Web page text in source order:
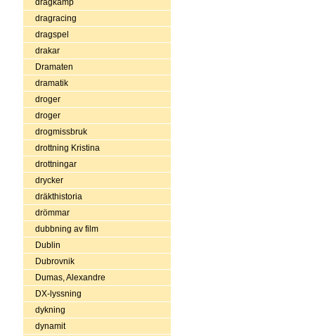
dragkamp
dragracing
dragspel
drakar
Dramaten
dramatik
droger
droger
drogmissbruk
drottning Kristina
drottningar
drycker
dräkthistoria
drömmar
dubbning av film
Dublin
Dubrovnik
Dumas, Alexandre
DX-lyssning
dykning
dynamit